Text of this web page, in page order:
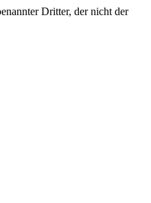
Dritter, der nicht der